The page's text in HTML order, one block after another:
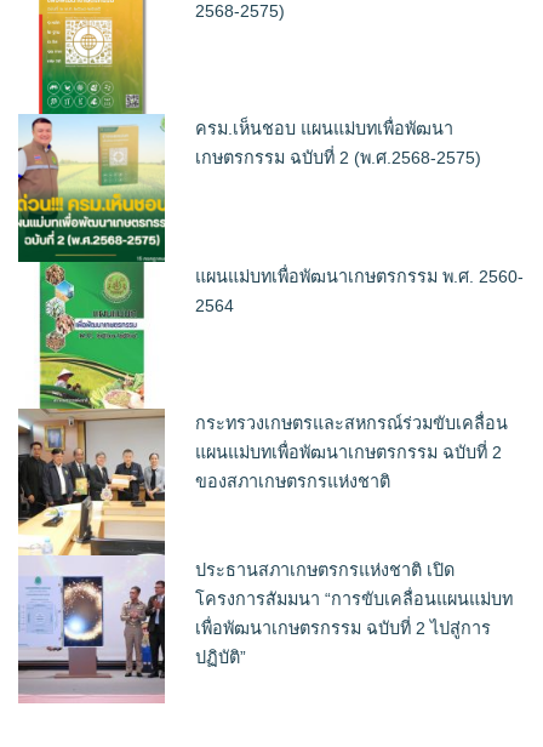
2568-2575)
ครม.เห็นชอบ แผนแม่บทเพื่อพัฒนา
เกษตรกรรม ฉบับที่ 2 (พ.ศ.2568-2575)
แผนแม่บทเพื่อพัฒนาเกษตรกรรม พ.ศ. 2560-
2564
กระทรวงเกษตรและสหกรณ์ร่วมขับเคลื่อน
แผนแม่บทเพื่อพัฒนาเกษตรกรรม ฉบับที่ 2
ของสภาเกษตรกรแห่งชาติ
ประธานสภาเกษตรกรแห่งชาติ เปิด
โครงการสัมมนา “การขับเคลื่อนแผนแม่บท
เพื่อพัฒนาเกษตรกรรม ฉบับที่ 2 ไปสู่การ
ปฏิบัติ”